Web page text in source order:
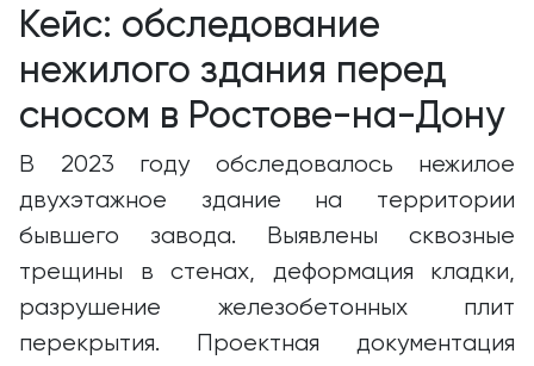
Кейс: обследование
нежилого здания перед
сносом в Ростове-на-Дону
В 2023 году обследовалось нежилое
двухэтажное здание на территории
бывшего завода. Выявлены сквозные
трещины в стенах, деформация кладки,
разрушение железобетонных плит
перекрытия. Проектная документация